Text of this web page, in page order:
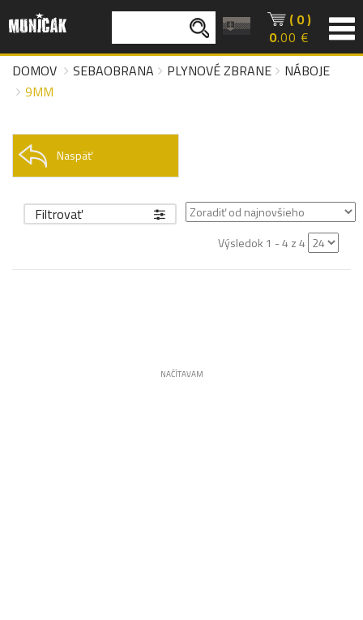
( 0 )
0.00 €
DOMOV
SEBAOBRANA PLYNOVÉ ZBRANE
NÁBOJE
9MM
Naspäť
Filtrovať
Výsledok 1 - 4 z 4
NAČÍTAVAM